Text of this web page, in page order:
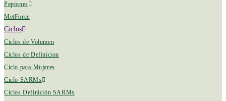
Peptones
MetForce
Ciclos
Ciclos de Volumen
Ciclos de Definicion
Ciclo para Mujeres
Ciclo SARMs
Ciclos Definición SARMs